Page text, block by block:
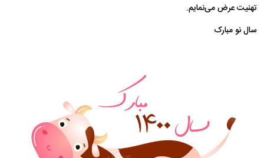
تهنیت عرض می‌نمایم.
سال نو مبارک